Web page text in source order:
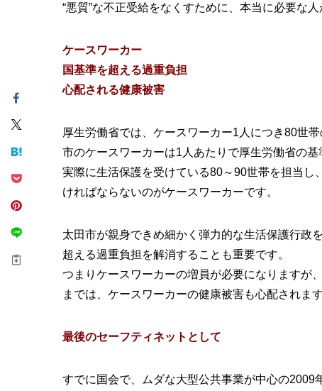
“悪質”な不正受給をなくすために、本当に必要な
ケースワーカー
国基準を超える過重負担
心配される健康被害
厚生労働省では、ケースワーカー1人につき80世
市のケースワーカーは1人あたりで厚生労働省の
実際に生活保護を受けている80～90世帯を担当
ければならないのがケースワーカーです。
太田市が親身できめ細かく弾力的な生活保護行政
超える過重負担を解消することも重要です。
つまりケースワーカーの増員が必要になりますが
までは、ケースワーカーの健康被害も心配されます
最後のセーフティネットとして
すでに国会で、ムダな大型公共事業が中心の